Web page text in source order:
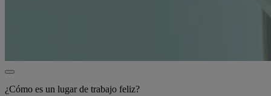
¿Cómo es un lugar de trabajo feliz?